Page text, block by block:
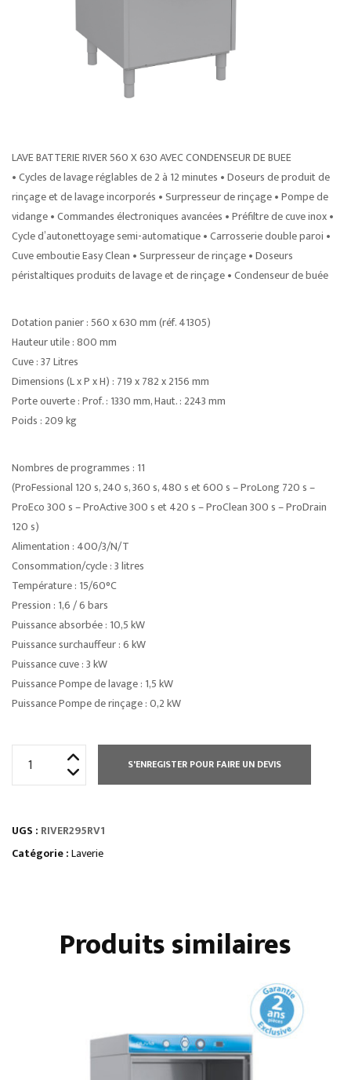
LAVE BATTERIE RIVER 560 X 630 AVEC CONDENSEUR DE BUEE
• Cycles de lavage réglables de 2 à 12 minutes • Doseurs de produit de
rinçage et de lavage incorporés • Surpresseur de rinçage • Pompe de
vidange • Commandes électroniques avancées • Préfiltre de cuve inox •
Cycle d’autonettoyage semi-automatique • Carrosserie double paroi •
Cuve emboutie Easy Clean • Surpresseur de rinçage • Doseurs
péristaltiques produits de lavage et de rinçage • Condenseur de buée
Dotation panier : 560 x 630 mm (réf. 41305)
Hauteur utile : 800 mm
Cuve : 37 Litres
Dimensions (L x P x H) : 719 x 782 x 2156 mm
Porte ouverte : Prof. : 1330 mm, Haut. : 2243 mm
Poids : 209 kg
Nombres de programmes : 11
(ProFessional 120 s, 240 s, 360 s, 480 s et 600 s – ProLong 720 s –
ProEco 300 s – ProActive 300 s et 420 s – ProClean 300 s – ProDrain
120 s)
Alimentation : 400/3/N/T
Consommation/cycle : 3 litres
Température : 15/60°C
Pression : 1,6 / 6 bars
Puissance absorbée : 10,5 kW
Puissance surchauffeur : 6 kW
Puissance cuve : 3 kW
Puissance Pompe de lavage : 1,5 kW
Puissance Pompe de rinçage : 0,2 kW
560
X
S'ENREGISTER POUR FAIRE UN DEVIS
UGS : RIVER295RV1
Catégorie :Laverie
Produits similaires